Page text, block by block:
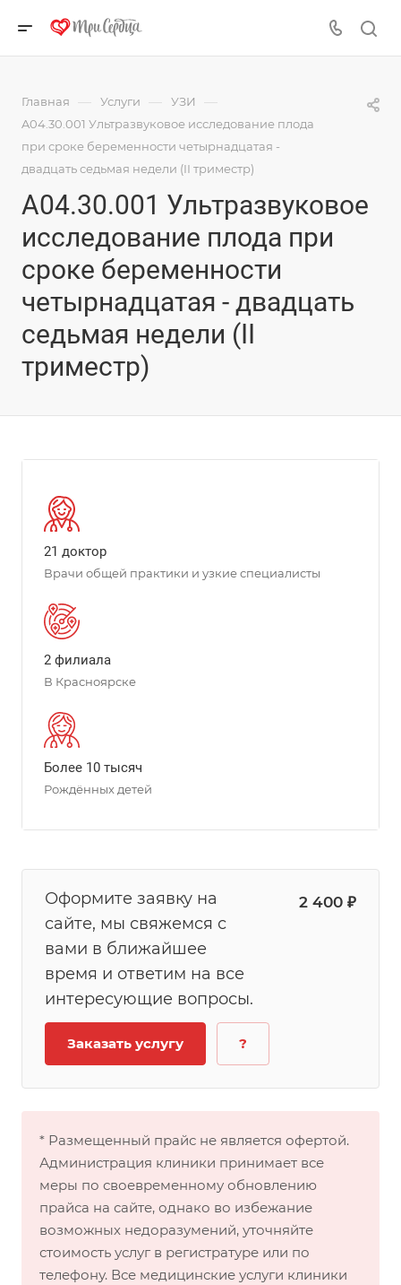
Главная — Услуги — УЗИ —
A04.30.001 Ультразвуковое исследование плода
при сроке беременности четырнадцатая -
двадцать седьмая недели (II триместр)
A04.30.001 Ультразвуковое
исследование плода при
сроке беременности
четырнадцатая - двадцать
седьмая недели (II
триместр)
21 доктор
Врачи общей практики и узкие специалисты
2 филиала
В Красноярске
Более 10 тысяч
Рождённых детей
Оформите заявку на
сайте, мы свяжемся с
вами в ближайшее
время и ответим на все
интересующие вопросы.
2 400 ₽
Заказать услугу ?
* Размещенный прайс не является офертой.
Администрация клиники принимает все
меры по своевременному обновлению
прайса на сайте, однако во избежание
возможных недоразумений, уточняйте
стоимость услуг в регистратуре или по
телефону. Все медицинские услуги клиники